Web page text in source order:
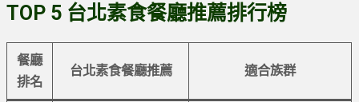
TOP 5 台北素食餐廳推薦排行榜
餐廳
排名
台北素食餐廳推薦 適合族群